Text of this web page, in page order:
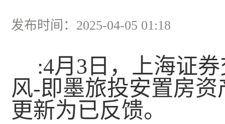
发布时间：2025-04-05 01:18
:4月3日，上海证
风-即墨旅投安置房
更新为已反馈。